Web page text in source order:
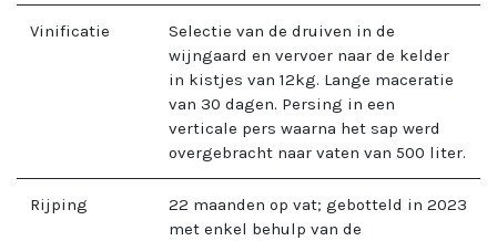
Vinificatie
Selectie van de druiven in de
wijngaard en vervoer naar de kelder
in kistjes van 12kg. Lange maceratie
van 30 dagen. Persing in een
verticale pers waarna het sap werd
overgebracht naar vaten van 500 liter.
Rijping
22 maanden op vat; gebotteld in 2023
met enkel behulp van de